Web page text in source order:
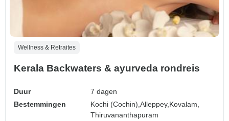
Wellness & Retraites
Kerala Backwaters & ayurveda rondreis
Duur
7 dagen
Bestemmingen
Kochi (Cochin),Alleppey,Kovalam,
Thiruvananthapuram